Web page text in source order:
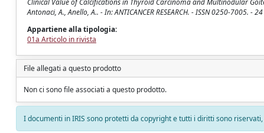
Clinical Value of Calcifications in Thyroid Carcinoma and Multinodular
Antonaci, A., Anello, A.. - In: ANTICANCER RESEARCH. - ISSN 0250-7005. -
Appartiene alla tipologia:
01a Articolo in rivista
File allegati a questo prodotto
Non ci sono file associati a questo prodotto.
I documenti in IRIS sono protetti da copyright e tutti i diritti sono